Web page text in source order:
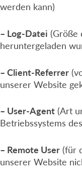
werden kann)
– Log-Datei (Größe
heruntergeladen
– Client-Referrer
unserer Website
– User-Agent (Art
Betriebssystems
– Remote User (für
unserer Website